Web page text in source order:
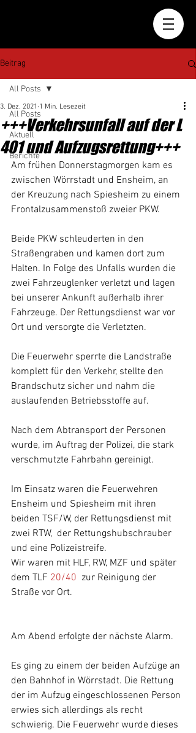
Beitrag
All Posts
Aktuell
Berichte
All Posts
+++Verkehrsunfall auf der L
401 und Aufzugsrettung+++
3. Dez. 2021 1 Min. Lesezeit
Am frühen Donnerstagmorgen kam es
zwischen Wörrstadt und Ensheim, an
der Kreuzung nach Spiesheim zu einem
Frontalzusammenstoß zweier PKW.
Beide PKW schleuderten in den
Straßengraben und kamen dort zum
Halten. In Folge des Unfalls wurden die
zwei Fahrzeuglenker verletzt und lagen
bei unserer Ankunft außerhalb ihrer
Fahrzeuge. Der Rettungsdienst war vor
Ort und versorgte die Verletzten.
Die Feuerwehr sperrte die Landstraße
komplett für den Verkehr, stellte den
Brandschutz sicher und nahm die
auslaufenden Betriebsstoffe auf.
Nach dem Abtransport der Personen
wurde, im Auftrag der Polizei, die stark
verschmutzte Fahrbahn gereinigt.
Im Einsatz waren die Feuerwehren
Ensheim und Spiesheim mit ihren
beiden TSF/W, der Rettungsdienst mit
zwei RTW,  der Rettungshubschrauber
und eine Polizeistreife.
Wir waren mit HLF, RW, MZF und später
dem TLF 20/40
  zur Reinigung der
Straße vor Ort.
Am Abend erfolgte der nächste Alarm.
Es ging zu einem der beiden Aufzüge an
den Bahnhof in Wörrstadt. Die Rettung
der im Aufzug eingeschlossenen Person
erwies sich allerdings als recht
schwierig. Die Feuerwehr wurde dieses